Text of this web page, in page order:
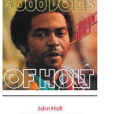
John Holt